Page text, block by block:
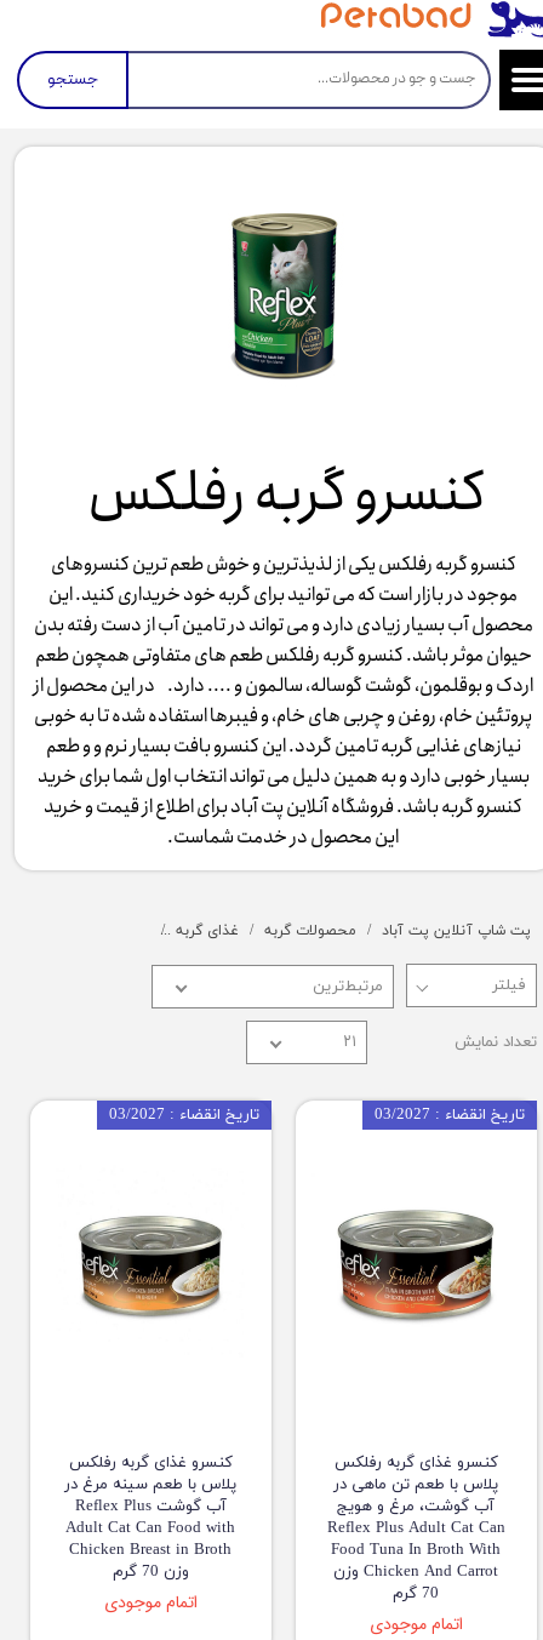
جستجو
کنسرو گربه رفلکس
کنسرو گربه رفلکس یکی از لذیذترین و خوش طعم ترین کنسروهای
موجود در بازار است که می توانید برای گربه خود خریداری کنید. این
محصول آب بسیار زیادی دارد و می تواند در تامین آب از دست رفته بدن
حیوان موثر باشد. کنسرو گربه رفلکس طعم های متفاوتی همچون طعم
اردک و بوقلمون، گوشت گوساله، سالمون و .... دارد. در این محصول از
پروتئین خام، روغن و چربی های خام، و فیبرها استفاده شده تا به خوبی
نیازهای غذایی گربه تامین گردد. این کنسرو بافت بسیار نرم و و طعم
بسیار خوبی دارد و به همین دلیل می تواند انتخاب اول شما برای خرید
کنسرو گربه باشد. فروشگاه آنلاین پت آباد برای اطلاع از قیمت و خرید
این محصول در خدمت شماست.
پت شاپ آنلاین پت آباد محصولات گربه غذای گربه
مرتبط‌ترین
تعداد نمایش ۲۱
کنسرو غذای گربه رفلکس
پلاس با طعم تن ماهی در
آب گوشت، مرغ و هویج
Reflex Plus Adult Cat Can
Food Tuna In Broth With
Chicken And Carrot وزن
70 گرم
اتمام موجودی
تاریخ انقضاء : 03/2027
کنسرو غذای گربه رفلکس
پلاس با طعم سینه مرغ در
آب گوشت Reflex Plus
Adult Cat Can Food with
Chicken Breast in Broth
وزن 70 گرم
اتمام موجودی
تاریخ انقضاء : 03/2027